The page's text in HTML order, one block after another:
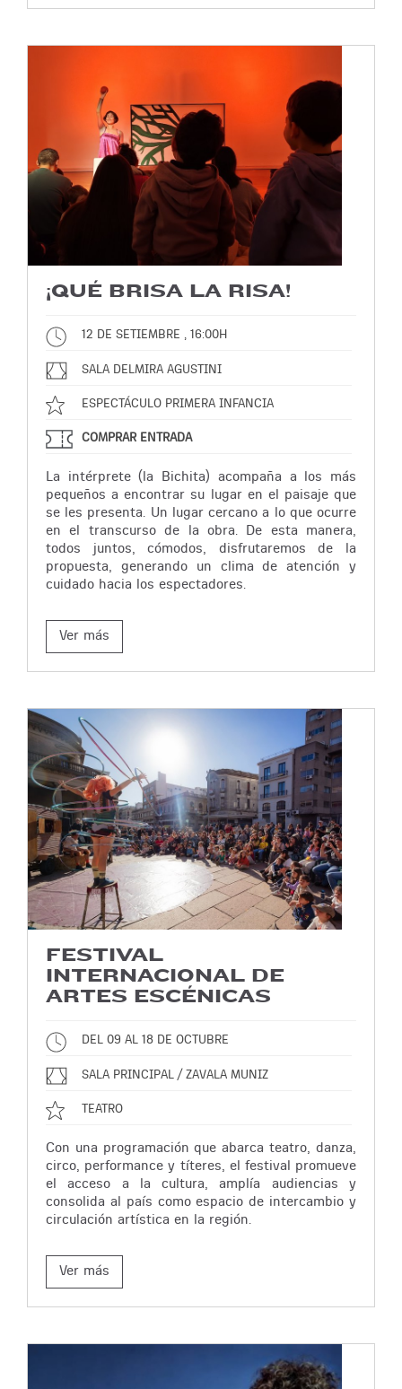
¡QUÉ BRISA LA RISA!
12 DE SETIEMBRE , 16:00H
SALA DELMIRA AGUSTINI
ESPECTÁCULO PRIMERA INFANCIA
COMPRAR ENTRADA
La intérprete (la Bichita) acompaña a los más
pequeños a encontrar su lugar en el paisaje que
se les presenta. Un lugar cercano a lo que ocurre
en el transcurso de la obra. De esta manera,
todos juntos, cómodos, disfrutaremos de la
propuesta, generando un clima de atención y
cuidado hacia los espectadores.
Ver más
FESTIVAL
INTERNACIONAL DE
ARTES ESCÉNICAS
DEL 09 AL 18 DE OCTUBRE
SALA PRINCIPAL / ZAVALA MUNIZ
TEATRO
Con una programación que abarca teatro, danza,
circo, performance y títeres, el festival promueve
el acceso a la cultura, amplía audiencias y
consolida al país como espacio de intercambio y
circulación artística en la región.
Ver más